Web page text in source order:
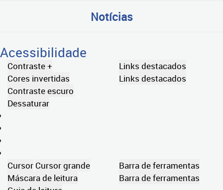
Notícias
Acessibilidade
Contraste +
Cores invertidas
Contraste escuro
Dessaturar
Links destacados
Links destacados
Cursor Cursor grande
Máscara de leitura
Barra de ferramentas
Barra de ferramentas